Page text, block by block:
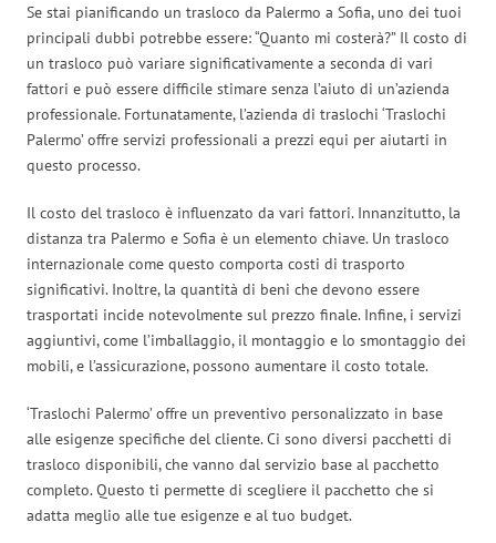
Se stai pianificando un trasloco da Palermo a Sofia, uno dei tuoi
principali dubbi potrebbe essere: “Quanto mi costerà?” Il costo di
un trasloco può variare significativamente a seconda di vari
fattori e può essere difficile stimare senza l’aiuto di un’azienda
professionale. Fortunatamente, l’azienda di traslochi ‘Traslochi
Palermo’ offre servizi professionali a prezzi equi per aiutarti in
questo processo.
Il costo del trasloco è influenzato da vari fattori. Innanzitutto, la
distanza tra Palermo e Sofia è un elemento chiave. Un trasloco
internazionale come questo comporta costi di trasporto
significativi. Inoltre, la quantità di beni che devono essere
trasportati incide notevolmente sul prezzo finale. Infine, i servizi
aggiuntivi, come l’imballaggio, il montaggio e lo smontaggio dei
mobili, e l’assicurazione, possono aumentare il costo totale.
‘Traslochi Palermo’ offre un preventivo personalizzato in base
alle esigenze specifiche del cliente. Ci sono diversi pacchetti di
trasloco disponibili, che vanno dal servizio base al pacchetto
completo. Questo ti permette di scegliere il pacchetto che si
adatta meglio alle tue esigenze e al tuo budget.